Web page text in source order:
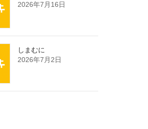
2026年7月16日
しまむに
2026年7月2日